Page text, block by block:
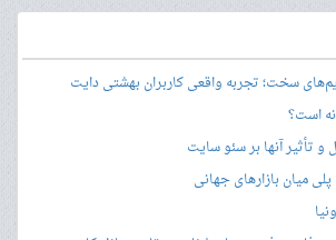
سخت؛ تجربه واقعی کاربران بهشتی دایت
است؟
تأثیر آنها بر سئو سایت
میان بازارهای جهانی